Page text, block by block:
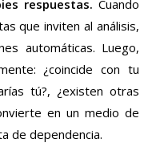
respuestas. Cuando
que inviten al análisis,
automáticas. Luego,
¿coincide con tu
tú?, ¿existen otras
en un medio de
de dependencia.